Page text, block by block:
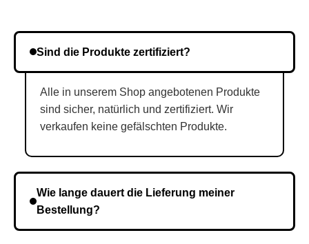
Sind die Produkte zertifiziert?
Alle in unserem Shop angebotenen Produkte
sind sicher, natürlich und zertifiziert. Wir
verkaufen keine gefälschten Produkte.
Wie lange dauert die Lieferung meiner
Bestellung?